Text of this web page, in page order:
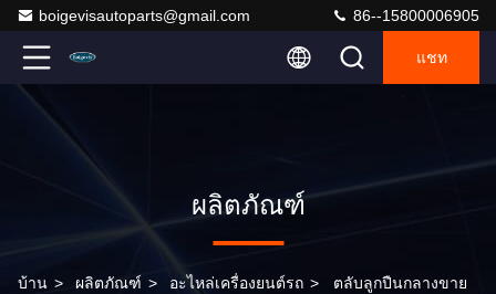
boigevisautoparts@gmail.com 86--15800006905
แชท
ผลิตภัณฑ์
บ้าน > ผลิตภัณฑ์ > อะไหล่เครื่องยนต์รถ > ตลับลูกปืนกลางขาย